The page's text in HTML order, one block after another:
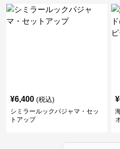
¥6,400 (税込)
シミラールックパジャマ・セッ
トアップ
¥